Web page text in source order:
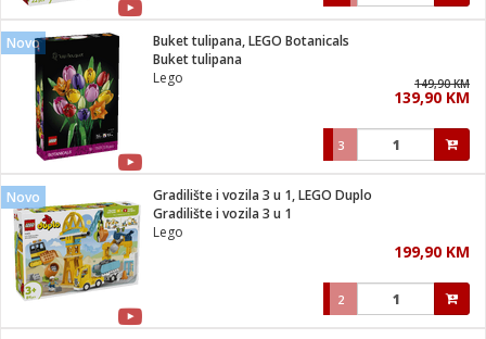
Novo
Buket tulipana, LEGO Botanicals
Buket tulipana
Lego
149,90 KM
139,90 KM
3
Novo
Gradilište i vozila 3 u 1, LEGO Duplo
Gradilište i vozila 3 u 1
Lego
199,90 KM
2